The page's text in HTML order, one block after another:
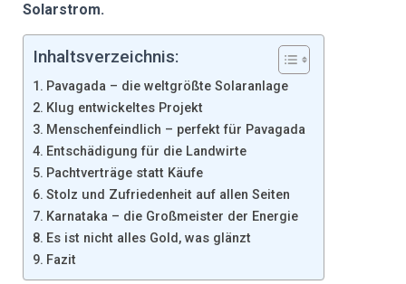
Solarstrom.
Inhaltsverzeichnis:
Pavagada – die weltgrößte Solaranlage
Klug entwickeltes Projekt
Menschenfeindlich – perfekt für Pavagada
Entschädigung für die Landwirte
Pachtverträge statt Käufe
Stolz und Zufriedenheit auf allen Seiten
Karnataka – die Großmeister der Energie
Es ist nicht alles Gold, was glänzt
Fazit